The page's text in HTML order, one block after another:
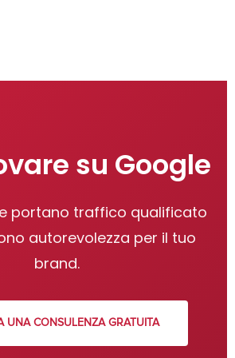
su Google
portano traffico qualificato
autorevolezza per il tuo
brand.
UNA CONSULENZA GRATUITA